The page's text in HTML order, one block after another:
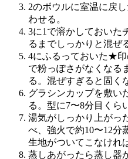
2のボウルに室温に戻
わせる。
3に1で溶かしておいた
るまでしっかりと混ぜ
4にふるっておいた★
で粉っぽさがなくなる
る。混ぜすぎると固く
グラシンカップを敷い
る。型に7〜8分目くら
湯気がしっかり上がっ
べ、強火で約10〜12分
生地がついてこなけれ
蒸しあがったら蒸し器